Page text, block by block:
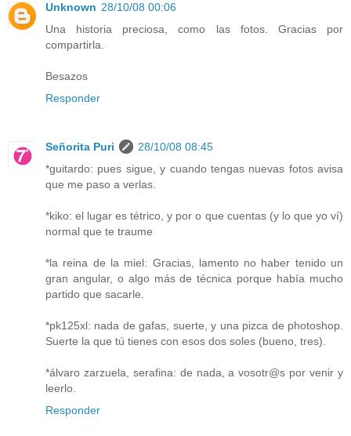
Unknown 28/10/08 00:06
Una historia preciosa, como las fotos. Gracias por
compartirla.
Besazos
Responder
Señorita Puri
28/10/08 08:45
*guitardo: pues sigue, y cuando tengas nuevas fotos avisa
que me paso a verlas.
*kiko: el lugar es tétrico, y por o que cuentas (y lo que yo ví)
normal que te traume
*la reina de la miel: Gracias, lamento no haber tenido un
gran angular, o algo más de técnica porque había mucho
partido que sacarle.
*pk125xl: nada de gafas, suerte, y una pizca de photoshop.
Suerte la que tú tienes con esos dos soles (bueno, tres).
*álvaro zarzuela, serafina: de nada, a vosotr@s por venir y
leerlo.
Responder